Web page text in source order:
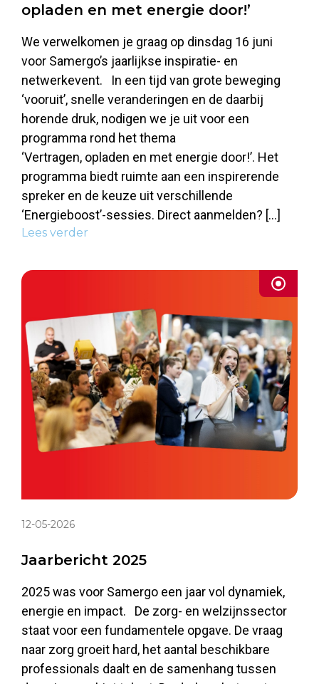
opladen en met energie door!’
We verwelkomen je graag op dinsdag 16 juni
voor Samergo’s jaarlijkse inspiratie- en
netwerkevent. In een tijd van grote beweging
‘vooruit’, snelle veranderingen en de daarbij
horende druk, nodigen we je uit voor een
programma rond het thema
‘Vertragen, opladen en met energie door!’. Het
programma biedt ruimte aan een inspirerende
spreker en de keuze uit verschillende
‘Energieboost’-sessies. Direct aanmelden? […]
Lees verder
12-05-2026
Jaarbericht 2025
2025 was voor Samergo een jaar vol dynamiek,
energie en impact. De zorg- en welzijnssector
staat voor een fundamentele opgave. De vraag
naar zorg groeit hard, het aantal beschikbare
professionals daalt en de samenhang tussen